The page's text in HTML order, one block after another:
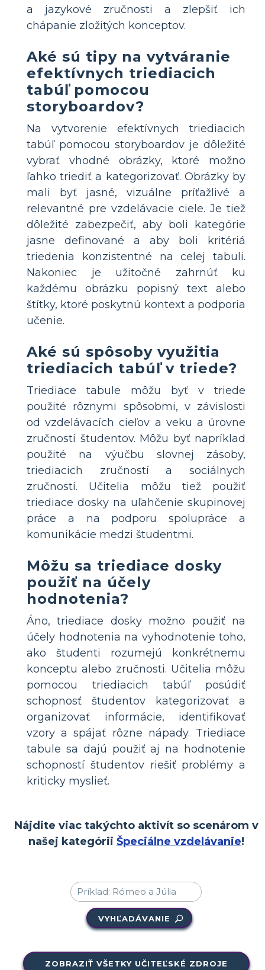
a jazykové zručnosti a zlepšiť ich
chápanie zložitých konceptov.
Aké sú tipy na vytváranie
efektívnych triediacich
tabúľ pomocou
storyboardov?
Na vytvorenie efektívnych triediacich
tabúľ pomocou storyboardov je dôležité
vybrať vhodné obrázky, ktoré možno
ľahko triediť a kategorizovať. Obrázky by
mali byť jasné, vizuálne príťažlivé a
relevantné pre vzdelávacie ciele. Je tiež
dôležité zabezpečiť, aby boli kategórie
jasne definované a aby boli kritériá
triedenia konzistentné na celej tabuli.
Nakoniec je užitočné zahrnúť ku
každému obrázku popisný text alebo
štítky, ktoré poskytnú kontext a podporia
učenie.
Aké sú spôsoby využitia
triediacich tabúľ v triede?
Triediace tabule môžu byť v triede
použité rôznymi spôsobmi, v závislosti
od vzdelávacích cieľov a veku a úrovne
zručností študentov. Môžu byť napríklad
použité na výučbu slovnej zásoby,
triediacich zručností a sociálnych
zručností. Učitelia môžu tiež použiť
triediace dosky na uľahčenie skupinovej
práce a na podporu spolupráce a
komunikácie medzi študentmi.
Môžu sa triediace dosky
použiť na účely
hodnotenia?
Áno, triediace dosky možno použiť na
účely hodnotenia na vyhodnotenie toho,
ako študenti rozumejú konkrétnemu
konceptu alebo zručnosti. Učitelia môžu
pomocou triediacich tabúľ posúdiť
schopnosť študentov kategorizovať a
organizovať informácie, identifikovať
vzory a spájať rôzne nápady. Triediace
tabule sa dajú použiť aj na hodnotenie
schopností študentov riešiť problémy a
kriticky myslieť.
Nájdite viac takýchto aktivít so scenárom v
našej kategórii Špeciálne vzdelávanie!
VYHĽADÁVANIE
ZOBRAZIŤ VŠETKY UČITEĽSKÉ ZDROJE